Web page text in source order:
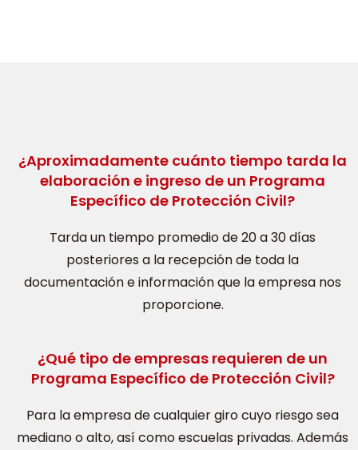
¿Aproximadamente cuánto tiempo tarda la
elaboración e ingreso de un Programa
Específico de Protección Civil?
Tarda un tiempo promedio de 20 a 30 días
posteriores a la recepción de toda la
documentación e información que la empresa nos
proporcione.
¿Qué tipo de empresas requieren de un
Programa Específico de Protección Civil?
Para la empresa de cualquier giro cuyo riesgo sea
mediano o alto, así como escuelas privadas. Además